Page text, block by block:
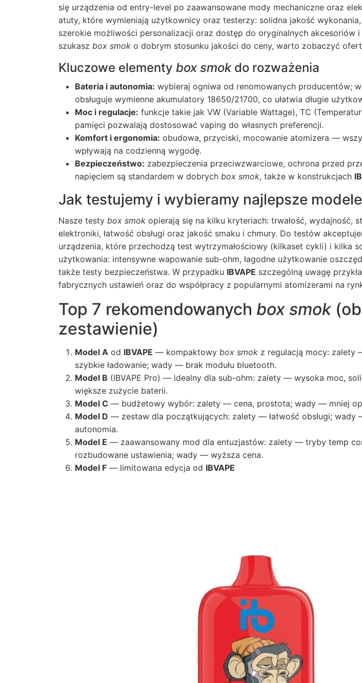
się urządzenia od entry-level po zaawansowane mody mechaniczne oraz
atuty, które wymieniają użytkownicy oraz testerzy: solidna jakość
szerokie możliwości personalizacji oraz dostęp do oryginalnych akcesoriów i
szukasz box smok o dobrym stosunku jakości do ceny, warto zobaczyć
Kluczowe elementy box smokdo rozważenia
Bateria i autonomia: wybieraj ogniwa od renomowanych producentów;
obsługuje wymienne akumulatory 18650/21700, co ułatwia długie
Moc i regulacje: funkcje takie jak VW (Variable Wattage), TC
pamięci pozwalają dostosować vaping do własnych preferencji.
Komfort i ergonomia: obudowa, przyciski, mocowanie atomizera —
wpływają na codzienną wygodę.
Bezpieczeństwo: zabezpieczenia przeciwzwarciowe, ochrona przed
napięciem są standardem w dobrych box smok, także w konstrukcjach
Jak testujemy i wybieramy najlepsze
Nasze testy box smok opierają się na kilku kryteriach: trwałość, wydajność,
elektroniki, łatwość obsługi oraz jakość smaku i chmury. Do testów
urządzenia, które przechodzą test wytrzymałościowy (kilkaset cykli) i kilka
użytkowania: intensywne wapowanie sub-ohm, łagodne użytkowanie
także testy bezpieczeństwa. W przypadku IBVAPE szczególną uwagę
fabrycznych ustawień oraz do współpracy z popularnymi atomizerami na
Top 7 rekomendowanych box smok
zestawienie)
Model A od IBVAPE — kompaktowy box smok z regulacją mocy: zalety
szybkie ładowanie; wady — brak modułu bluetooth.
Model B (IBVAPE Pro) — idealny dla sub-ohm: zalety — wysoka moc,
większe zużycie baterii.
Model C — budżetowy wybór: zalety — cena, prostota; wady — mniej
Model D — zestaw dla początkujących: zalety — łatwość obsługi; wady
autonomia.
Model E — zaawansowany mod dla entuzjastów: zalety — tryby temp
rozbudowane ustawienia; wady — wyższa cena.
Model F — limitowana edycja od IBVAPE